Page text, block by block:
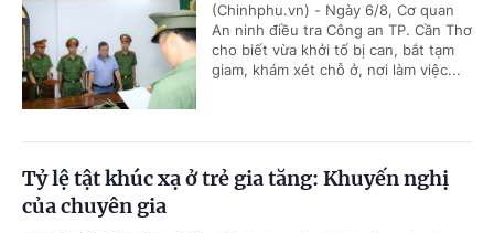
(Chinhphu.vn) - Ngày 6/8, Cơ quan
An ninh điều tra Công an TP. Cần Thơ
cho biết vừa khởi tố bị can, bắt tạm
giam, khám xét chỗ ở, nơi làm việc...
Tỷ lệ tật khúc xạ ở trẻ gia tăng: Khuyến nghị
của chuyên gia